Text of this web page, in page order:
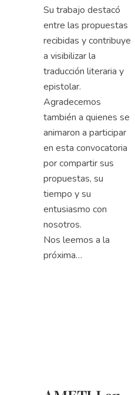
Su trabajo destacó
entre las propuestas
recibidas y contribuye
a visibilizar la
traducción literaria y
epistolar.
Agradecemos
también a quienes se
animaron a participar
en esta convocatoria
por compartir sus
propuestas, su
tiempo y su
entusiasmo con
nosotros.
Nos leemos a la
próxima…